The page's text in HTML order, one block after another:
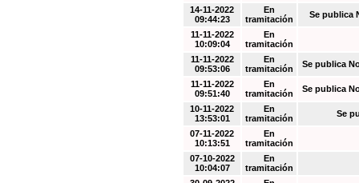
14-11-2022
09:44:23
En
tramitación
Se publica
11-11-2022
10:09:04
En
tramitación
11-11-2022
09:53:06
En
tramitación
Se publica
11-11-2022
09:51:40
En
tramitación
Se publica
10-11-2022
13:53:01
En
tramitación
Se
07-11-2022
10:13:51
En
tramitación
07-10-2022
10:04:07
En
tramitación